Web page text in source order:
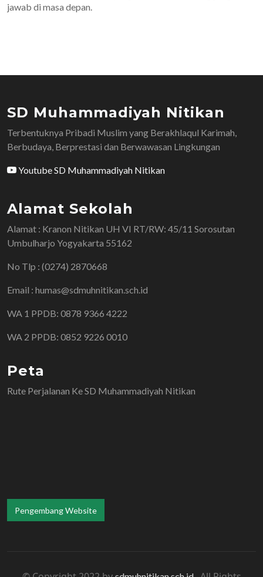
jawab di masa depan.
SD Muhammadiyah Nitikan
Terbentuknya Pribadi Muslim yang Berakhlaqul Karimah,
Berbudaya, Berprestasi dan Berwawasan Lingkungan
Youtube SD Muhammadiyah Nitikan
Alamat Sekolah
Alamat : Kranon Nitikan UH VI RT/RW: 45/11 Sorosutan
Umbulharjo Yogyakarta 55162
No Tlp : (0274) 2870668
Email : humas@sdmuhnitikan.sch.id
WA 1 PPDB: 0878 9366 4222
WA 2 PPDB: 0852 9226 0010
Peta
Rute Perjalanan Ke SD Muhammadiyah Nitikan
Pengembang Website